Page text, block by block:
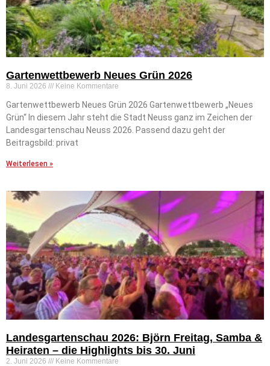
Gartenwettbewerb Neues Grün 2026
8. Juni 2026 Keine Kommentare
Gartenwettbewerb Neues Grün 2026 Gartenwettbewerb „Neues
Grün“ In diesem Jahr steht die Stadt Neuss ganz im Zeichen der
Landesgartenschau Neuss 2026. Passend dazu geht der
Beitragsbild: privat
Weiterlesen »
Landesgartenschau 2026: Björn Freitag, Samba &
Heiraten – die Highlights bis 30. Juni
2. Juni 2026 Keine Kommentare